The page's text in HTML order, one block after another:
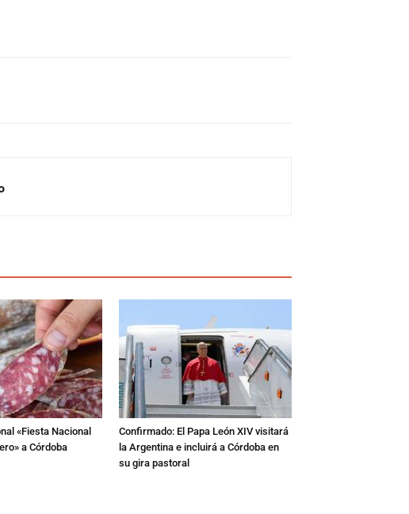
«Fiesta Nacional
a Córdoba
Confirmado: El Papa León XIV visitará
la Argentina e incluirá a Córdoba en
su gira pastoral